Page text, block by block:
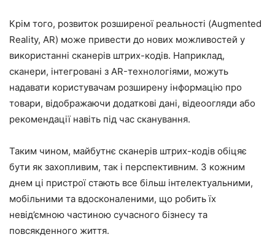
Крім того, розвиток розширеної реальності (Augmented
Reality, AR) може привести до нових можливостей у
використанні сканерів штрих-кодів. Наприклад,
сканери, інтегровані з AR-технологіями, можуть
надавати користувачам розширену інформацію про
товари, відображаючи додаткові дані, відеоогляди або
рекомендації навіть під час сканування.
Таким чином, майбутнє сканерів штрих-кодів обіцяє
бути як захопливим, так і перспективним. З кожним
днем ці пристрої стають все більш інтелектуальними,
мобільними та вдосконаленими, що робить їх
невід’ємною частиною сучасного бізнесу та
повсякденного життя.